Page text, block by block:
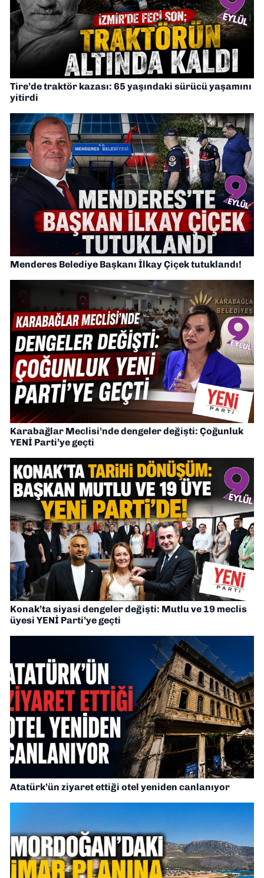
Tire’de traktör kazası: 65 yaşındaki sürücü yaşamını
yitirdi
Menderes Belediye Başkanı İlkay Çiçek tutuklandı!
Karabağlar Meclisi’nde dengeler değişti: Çoğunluk
YENİ Parti’ye geçti
Konak’ta siyasi dengeler değişti: Mutlu ve 19 meclis
üyesi YENİ Parti’ye geçti
Atatürk’ün ziyaret ettiği otel yeniden canlanıyor